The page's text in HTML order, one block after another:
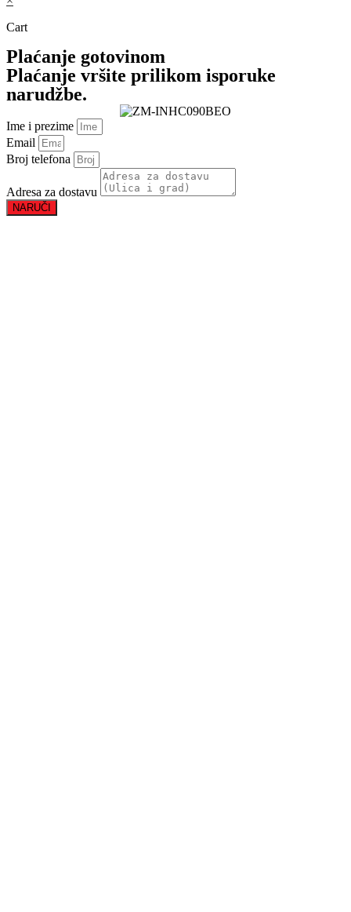
Cart
Plaćanje gotovinom
Plaćanje vršite prilikom isporuke
narudžbe.
Ime i prezime
Email
Broj telefona
Adresa za dostavu
NARUČI